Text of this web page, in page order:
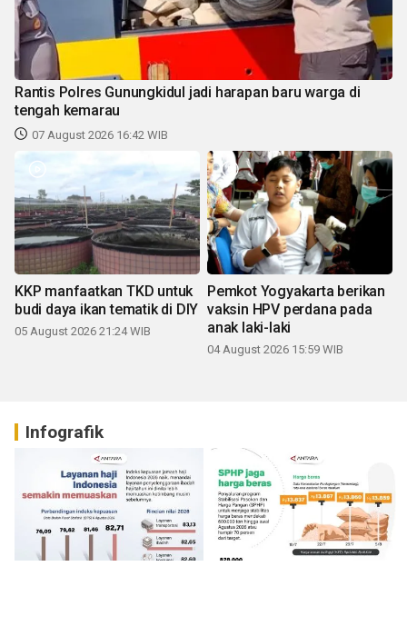
Rantis Polres Gunungkidul jadi harapan baru warga di
tengah kemarau
07 August 2026 16:42 WIB
KKP manfaatkan TKD untuk
budi daya ikan tematik di DIY
05 August 2026 21:24 WIB
Pemkot Yogyakarta berikan
vaksin HPV perdana pada
anak laki-laki
04 August 2026 15:59 WIB
Infografik